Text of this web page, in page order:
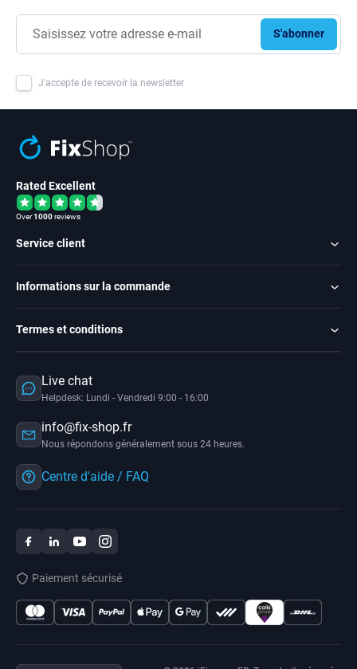
S'abonner
J'accepte de recevoir la newsletter
Rated Excellent
Over1000reviews
Service client
Informations sur la commande
Termes et conditions
Live chat
Helpdesk: Lundi - Vendredi 9:00 - 16:00
info@fix-shop.fr
Nous répondons généralement sous 24 heures.
Centre d'aide / FAQ
Paiement sécurisé